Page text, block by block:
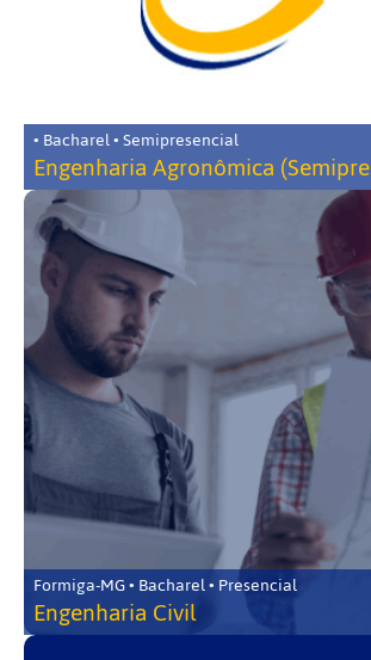
• Bacharel • Semipresencial
Engenharia Agronômica
Formiga-MG • Bacharel • Presencial
Engenharia Civil